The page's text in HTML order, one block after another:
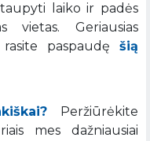
laiko ir padės
vietas. Geriausias
paspaudę šią
Peržiūrėkite
mes dažniausiai